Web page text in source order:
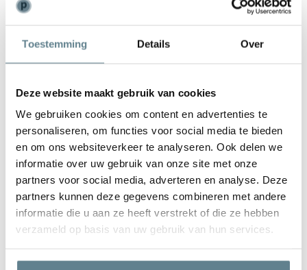
Toestemming Details Over
Deze website maakt gebruik van cookies
We gebruiken cookies om content en advertenties te
personaliseren, om functies voor social media te bieden
en om ons websiteverkeer te analyseren. Ook delen we
informatie over uw gebruik van onze site met onze
partners voor social media, adverteren en analyse. Deze
partners kunnen deze gegevens combineren met andere
informatie die u aan ze heeft verstrekt of die ze hebben
verzameld op basis van uw gebruik van hun services.
Weinig onderhoud
De plantenbak is zeer gemakkelijk in onderhoud. Is de plantenbak
borstel of doek en met lauw water. Gebruik
geen
We staan voor je klaar
Wil je advies of heb je een vraag? Neem contact op met ons
team!